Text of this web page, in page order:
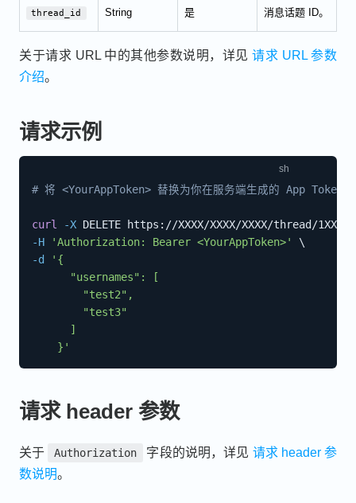
thread_id String 是 消息话题 ID。
关于请求 URL 中的其他参数说明，详见请求 URL 参数
介绍。
请求示例
# 将 <YourAppToken> 替换为你在服务端生成的 App Token
curl -X DELETE https://XXXX/XXXX/XXXX/thread/
-H
'Authorization: Bearer <YourAppToken>'
\
-d
'{
      "usernames": [
        "test2",
        "test3"
      ]
    }'
请求 header 参数
关于 Authorization 字段的说明，详见 请求 header 参
数说明。